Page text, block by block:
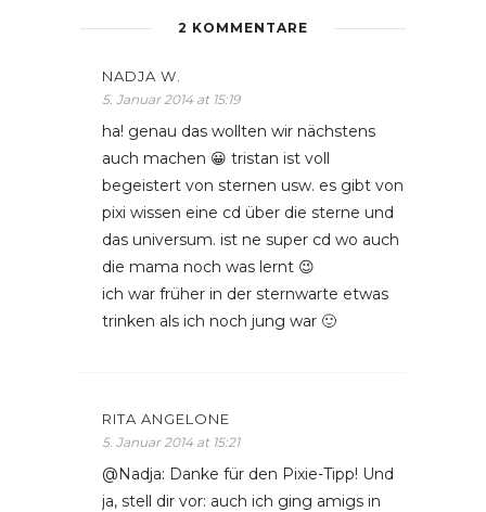
2 KOMMENTARE
NADJA W.
5. Januar 2014 at 15:19
ha! genau das wollten wir nächstens
auch machen 😀 tristan ist voll
begeistert von sternen usw. es gibt von
pixi wissen eine cd über die sterne und
das universum. ist ne super cd wo auch
die mama noch was lernt 😉
ich war früher in der sternwarte etwas
trinken als ich noch jung war 🙂
RITA ANGELONE
5. Januar 2014 at 15:21
@Nadja: Danke für den Pixie-Tipp! Und
ja, stell dir vor: auch ich ging amigs in